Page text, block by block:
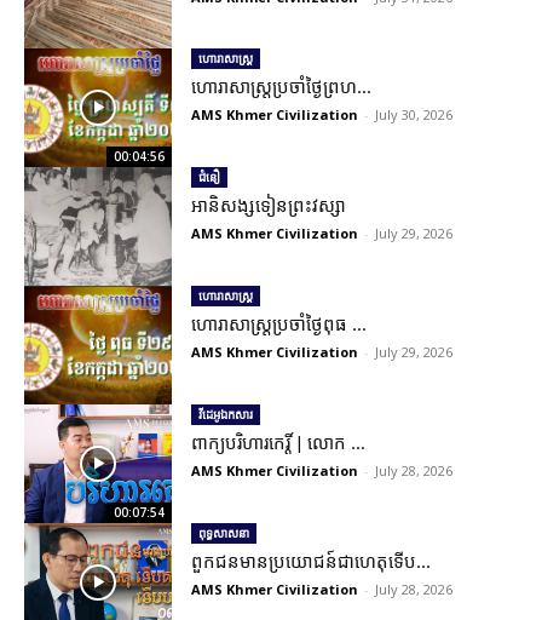
00:04:56
ហោរាសាស្ត្រ
ហោរាសាស្រ្តប្រចាំថ្ងៃព្រហ...
AMS Khmer Civilization - July 30, 2026
ជំនឿ
អានិសង្សទៀនព្រះវស្សា
AMS Khmer Civilization - July 29, 2026
ហោរាសាស្ត្រ
ហោរាសាស្រ្តប្រចាំថ្ងៃពុធ ...
AMS Khmer Civilization - July 29, 2026
00:07:54
វីដេអូឯកសារ
ពាក្យបរិហារកេរ្តិ៍ | លោក ...
AMS Khmer Civilization - July 28, 2026
ពុទ្ធសាសនា
ពួកជនមានប្រយោជន៍ជាហេតុទើប...
AMS Khmer Civilization - July 28, 2026